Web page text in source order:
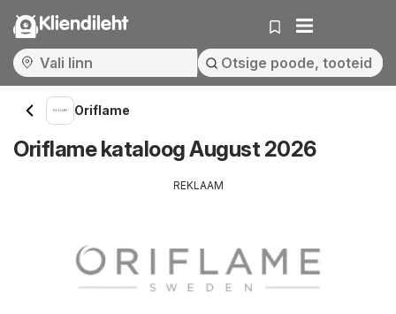
Kliendileht
Oriflame
Oriflame kataloog August 2026
REKLAAM